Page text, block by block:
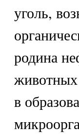
уголь,
родина
животных
в